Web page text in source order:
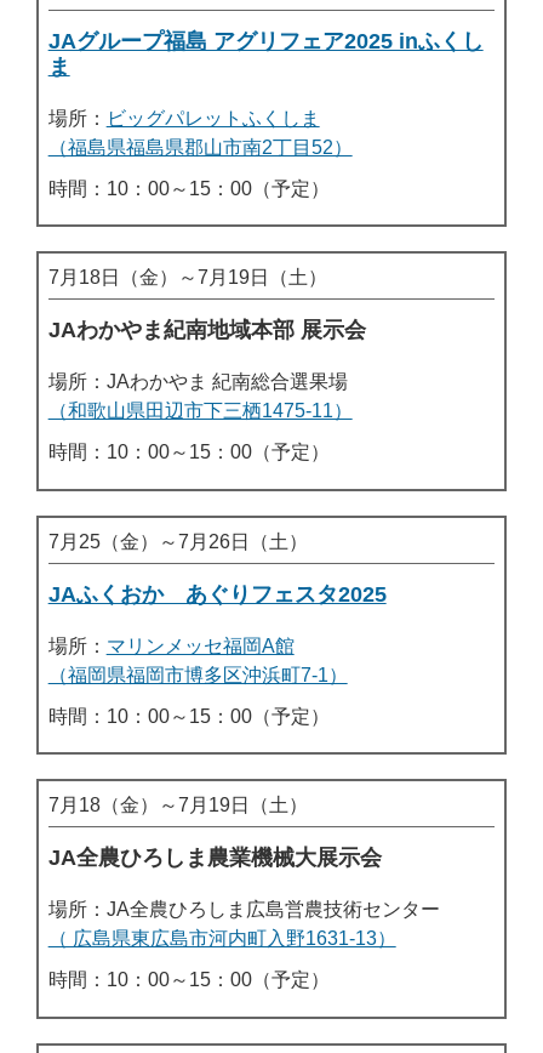
JAグループ福島 アグリフェア2025 inふくし
ま
場所： ビッグパレットふくしま
（福島県福島県郡山市南2丁目52）
時間：10：00～15：00（予定）
7月18日（金）～7月19日（土）
JAわかやま紀南地域本部 展示会
場所： JAわかやま 紀南総合選果場
（和歌山県田辺市下三栖1475-11）
時間：10：00～15：00（予定）
7月25（金）～7月26日（土）
JAふくおか あぐりフェスタ2025
場所： マリンメッセ福岡A館
（福岡県福岡市博多区沖浜町7-1）
時間：10：00～15：00（予定）
7月18（金）～7月19日（土）
JA全農ひろしま農業機械大展示会
場所：JA全農ひろしま広島営農技術センター
（ 広島県東広島市河内町入野1631-13）
時間：10：00～15：00（予定）